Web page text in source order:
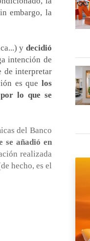
embargo, la
y decidió
intención de
de interpretar
es que los
lo que se
del Banco
se añadió en
realizada
hecho, es el